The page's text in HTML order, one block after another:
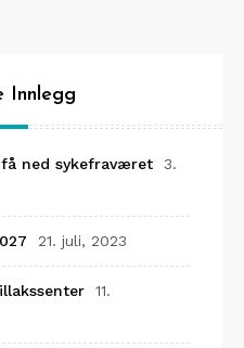
Innlegg
ned sykefraværet
3.
21. juli, 2023
11.